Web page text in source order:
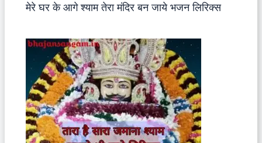
मेरे घर के आगे श्याम तेरा मंदिर बन जाये भजन लिरिक्स